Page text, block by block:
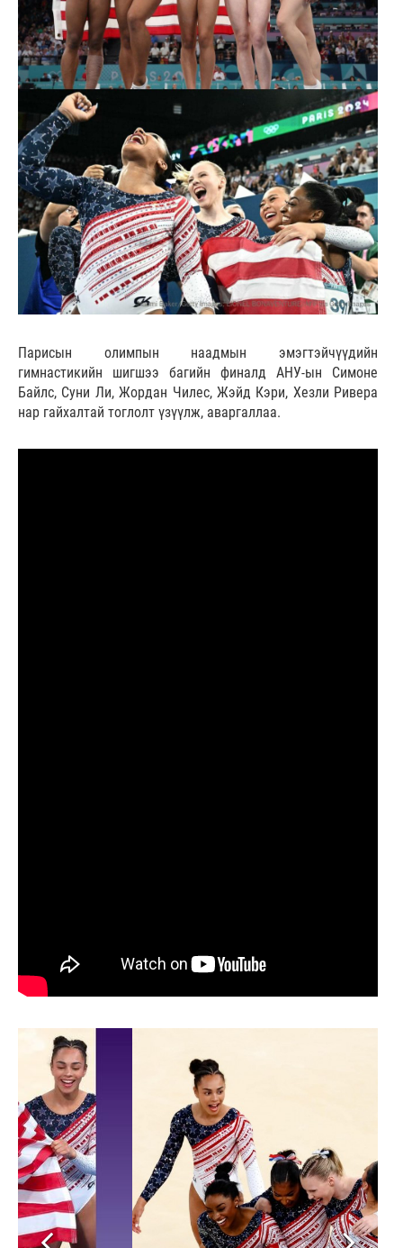
Парисын олимпын наадмын эмэгтэйчүүдийн
гимнастикийн шигшээ багийн финалд АНУ-ын Симоне
Байлс, Суни Ли, Жордан Чилес, Жэйд Кэри, Хезли Ривера
нар гайхалтай тоглолт үзүүлж, аваргаллаа.